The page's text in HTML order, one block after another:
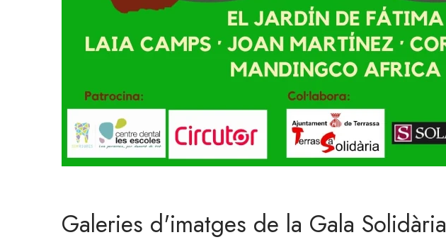
Galeries d'imatges de la Gala Solidària